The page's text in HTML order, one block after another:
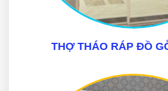
THỢ THÁO RÁP ĐỒ